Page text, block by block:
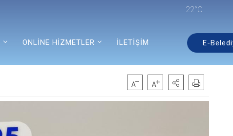
22°C
ONLİNE HİZMETLER İLETİŞİM E-